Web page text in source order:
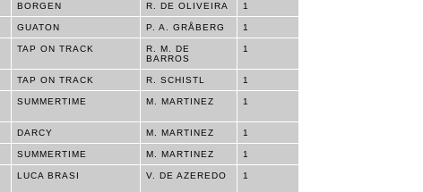
BORGEN R. DE OLIVEIRA 1
GUATON P. A. GRÅBERG 1
TAP ON TRACK
R. M. DE
BARROS
1
TAP ON TRACK R. SCHISTL 1
SUMMERTIME M. MARTINEZ 1
DARCY M. MARTINEZ 1
SUMMERTIME M. MARTINEZ 1
LUCA BRASI V. DE AZEREDO 1